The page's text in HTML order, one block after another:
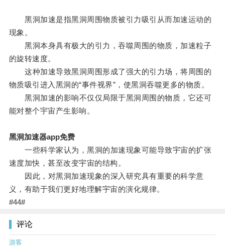
黑洞加速是指黑洞周围物质被引力吸引从而加速运动的
现象。
黑洞本身具有极大的引力，吞噬周围的物质，加速粒子
的旋转速度。
这种加速导致黑洞周围形成了强大的引力场，将周围的
物质吸引进入黑洞的“事件视界”，使黑洞吞噬更多的物质。
黑洞加速的影响不仅仅局限于黑洞周围的物质，它还可
能对整个宇宙产生影响。
黑洞加速器app免费
一些科学家认为，黑洞的加速现象可能导致宇宙的扩张
速度加快，甚至改变宇宙的结构。
因此，对黑洞加速现象的深入研究具有重要的科学意
义，有助于我们更好地理解宇宙的演化规律。
#44#
评论
游客